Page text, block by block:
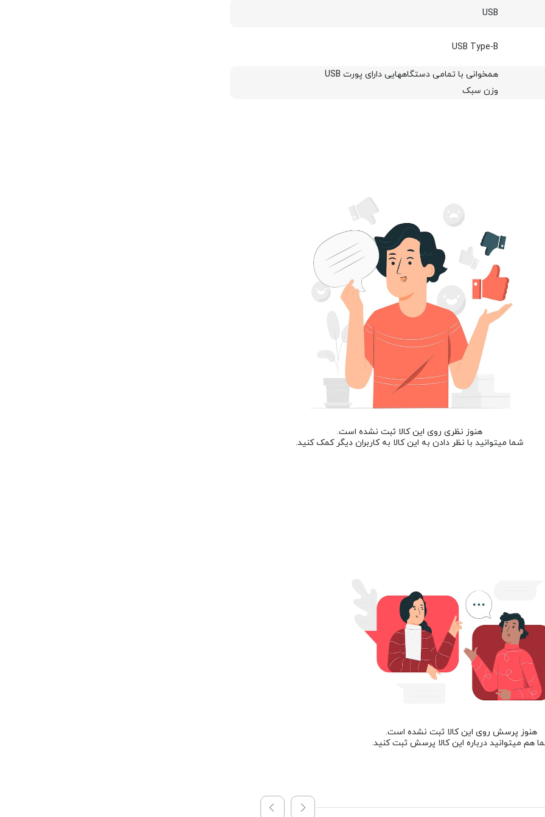
USB
USB Type-B
همخوانی با تمامی دستگاههایی دارای پورت USB
وزن سبک
هنوز نظری روی این کالا ثبت نشده است.
شما میتوانید با نظر دادن به این کالا به کاربران دیگر کمک کنید.
هنوز پرسش روی این کالا ثبت نشده است.
هم میتوانید درباره این کالا پرسش ثبت کنید.